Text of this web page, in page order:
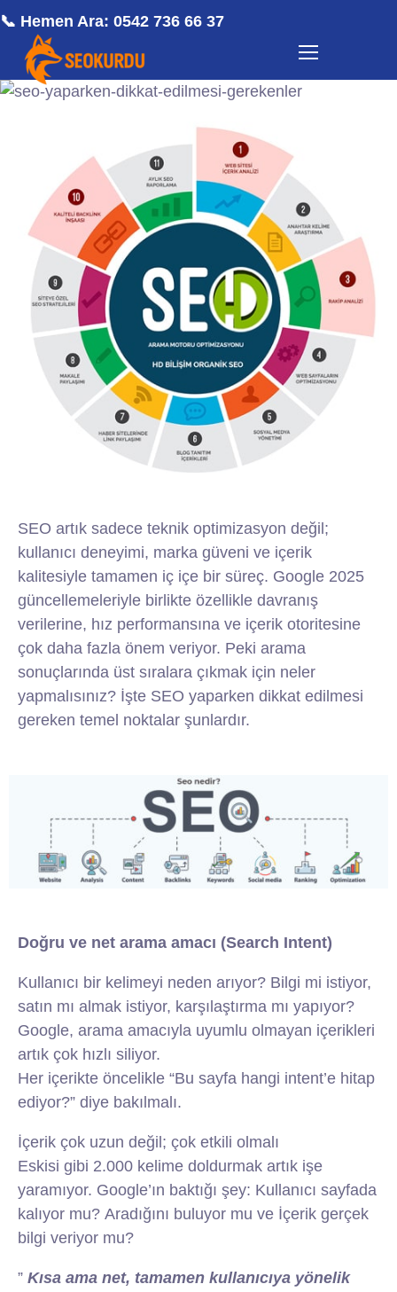
📞 Hemen Ara: 0542 736 66 37
SEO artık sadece teknik optimizasyon değil;
kullanıcı deneyimi, marka güveni ve içerik
kalitesiyle tamamen iç içe bir süreç. Google 2025
güncellemeleriyle birlikte özellikle davranış
verilerine, hız performansına ve içerik otoritesine
çok daha fazla önem veriyor. Peki arama
sonuçlarında üst sıralara çıkmak için neler
yapmalısınız? İşte SEO yaparken dikkat edilmesi
gereken temel noktalar şunlardır.
Doğru ve net arama amacı (Search Intent)
Kullanıcı bir kelimeyi neden arıyor? Bilgi mi istiyor,
satın mı almak istiyor, karşılaştırma mı yapıyor?
Google, arama amacıyla uyumlu olmayan içerikleri
artık çok hızlı siliyor.
Her içerikte öncelikle “Bu sayfa hangi intent’e hitap
ediyor?” diye bakılmalı.
İçerik çok uzun değil; çok etkili olmalı
Eskisi gibi 2.000 kelime doldurmak artık işe
yaramıyor. Google’ın baktığı şey: Kullanıcı sayfada
kalıyor mu? Aradığını buluyor mu ve İçerik gerçek
bilgi veriyor mu?
” Kısa ama net, tamamen kullanıcıya yönelik